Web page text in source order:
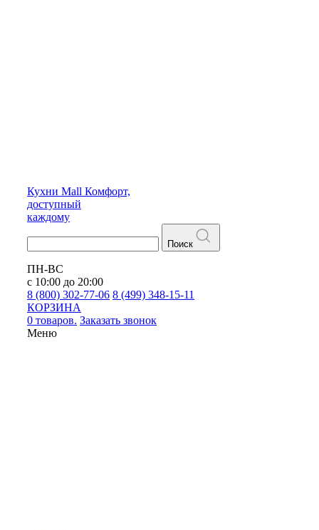
Кухни Mall Комфорт,
доступный
каждому
Поиск
ПН-ВС
с 10:00 до 20:00
8 (800) 302-77-06 8 (499) 348-15-11
КОРЗИНА
0 товаров. Заказать звонок
Меню